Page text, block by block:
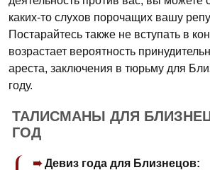
каких-то слухов порочащих вашу
Постарайтесь также не вступать в
возрастает вероятность
ареста, заключения в тюрьму для
году.
ТАЛИСМАНЫ ДЛЯ
ГОД
Девиз года для Близнецов: